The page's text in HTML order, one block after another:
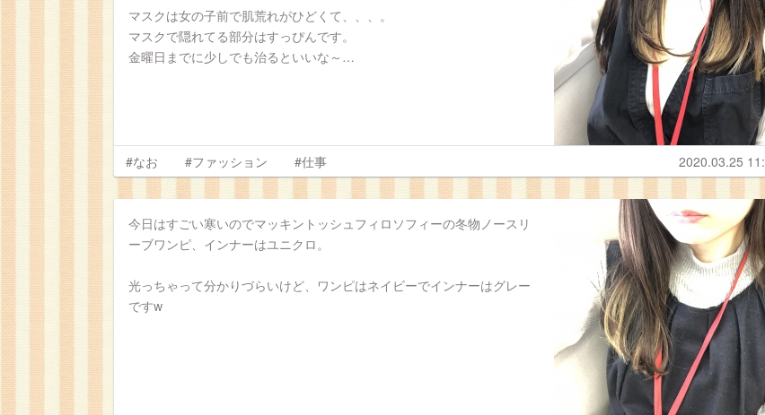
マスクは女の子前で肌荒れがひどくて、、、。
マスクで隠れてる部分はすっぴんです。
金曜日までに少しでも治るといいな～…
#なお #ファッション #仕事 2020.03.25
今日はすごい寒いのでマッキントッシュフィロソフィーの冬物ノースリ
ーブワンピ、インナーはユニクロ。
光っちゃって分かりづらいけど、ワンピはネイビーでインナーはグレー
ですw